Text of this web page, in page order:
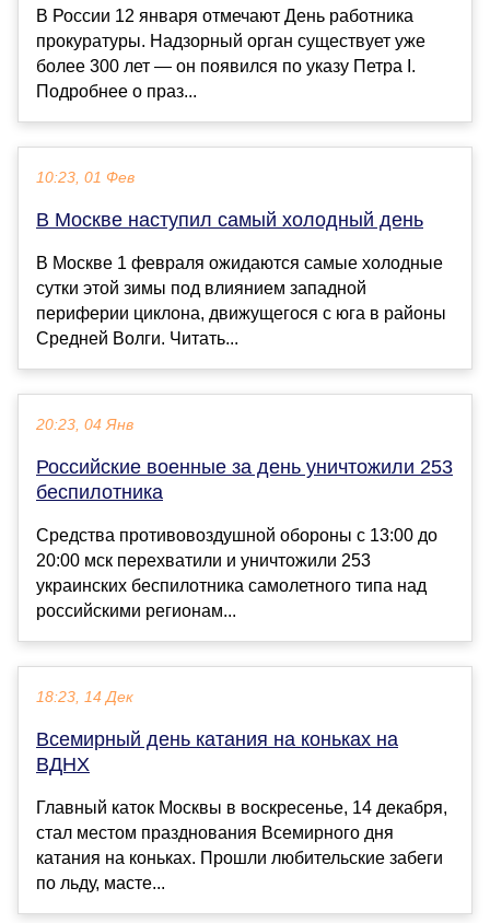
В России 12 января отмечают День работника
прокуратуры. Надзорный орган существует уже
более 300 лет — он появился по указу Петра I.
Подробнее о праз...
10:23, 01 Фев
В Москве наступил самый холодный день
В Москве 1 февраля ожидаются самые холодные
сутки этой зимы под влиянием западной
периферии циклона, движущегося с юга в районы
Средней Волги. Читать...
20:23, 04 Янв
Российские военные за день уничтожили 253
беспилотника
Средства противовоздушной обороны с 13:00 до
20:00 мск перехватили и уничтожили 253
украинских беспилотника самолетного типа над
российскими регионам...
18:23, 14 Дек
Всемирный день катания на коньках на
ВДНХ
Главный каток Москвы в воскресенье, 14 декабря,
стал местом празднования Всемирного дня
катания на коньках. Прошли любительские забеги
по льду, масте...